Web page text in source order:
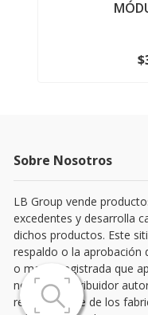
Sobre Nosotros
LB Group vende
excedentes y desarrolla
dichos productos. Este
respaldo o la aprobación
o marca registrada que
no es un distribuidor
representante de los